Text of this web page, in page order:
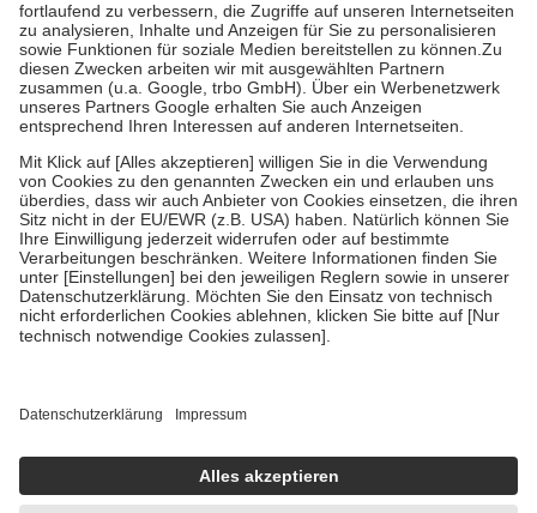
Diese Regeln gelten grundsätzlich auch für Online-Apotheken.
Bei Heilmitteln und häuslicher Krankenpflege beträgt die
Zuzahlung zehn Prozent der Kosten sowie zehn Euro je
Verordnung.
Um das Engagement der Versicherten für ihre eigene Gesundheit zu
stärken und die besondere Stellung der Familie zu unterstützen,
fallenkeine Zuzahlungenan bei:
• Kindern und Jugendlichen bis zum vollendeten 18. Lebensjahr
mit Ausnahme der Fahrkosten
• Untersuchungen zur Vorsorge und Früherkennung, die von der
GKV getragen werden
• empfohlenen Schutzimpfungen
• Harn- und Blutteststreifen
getroffen, um sicherzustellen, dass es sich um echte Bewertungen
https://help.etrusted.com/hc/de/articles/4419944605341
Einige Bilder und Inhalte wurden unter Zuhilfenahme künstlicher